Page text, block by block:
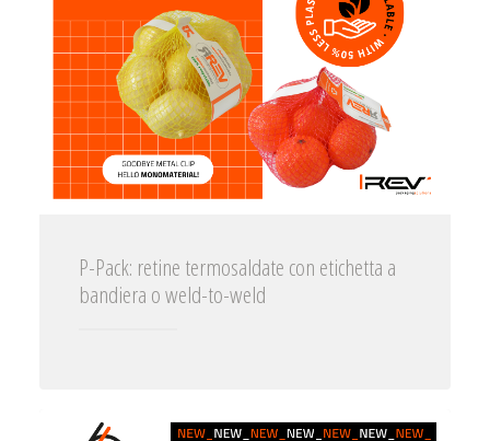
P-Pack: retine termosaldate con etichetta a
bandiera o weld-to-weld